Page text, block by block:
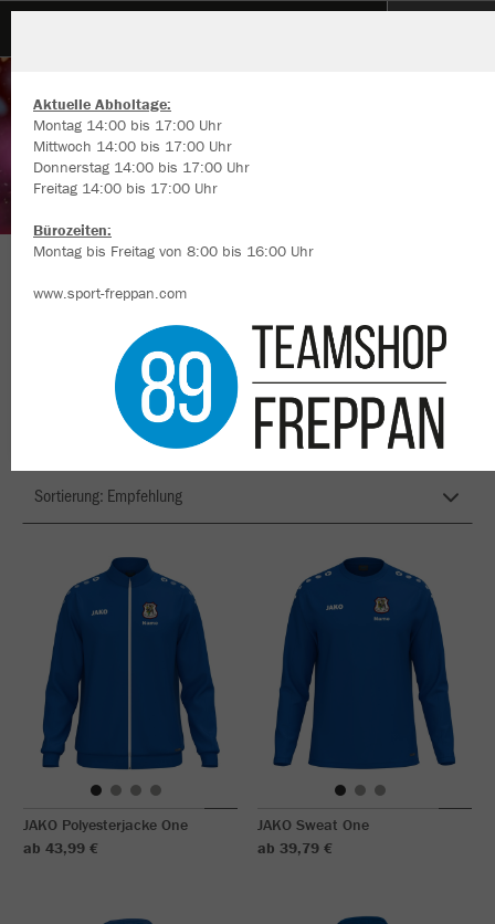
Herzlich Willkommen im Teamshop Reihener
Farbe
JAKO Polyesterjacke One
ab 43,99 €
JAKO Sweat One
ab 39,79 €
Aktuelle Abholtage:
Montag 14:00 bis 17:00 Uhr
Mittwoch 14:00 bis 17:00 Uhr
Donnerstag 14:00 bis 17:00 Uhr
Freitag 14:00 bis 17:00 Uhr
Bürozeiten:
Montag bis Freitag von 8:00 bis 16:00 Uhr
www.sport-freppan.com
Wir verwenden Cookies
Inhalte anzeigen und unsere Website verbessern. Weitere
zu den Cookies findest Du in den Einstellungen.
Alle ablehnen
mehr Infos
Datenschutz
Impressum